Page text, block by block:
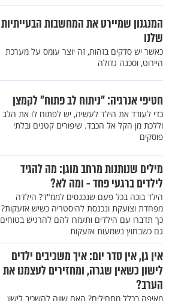
המנגנון שמיירט את המחשבות הבעייתיות
שלנו
כאשר יש סדקים בזהות, זה יוצר עומס על מערכת
היירוט, וסכנה גדולה
חטיפי אנרגיה: "ניתוח לב פתוח" לקמצן
כדי לעודד את הילד לעשיה, יש לפתוח לו את הלב
וללכת מן הקל אל הכבד. שיפורים קטנים ובלתי
פוסקים
מילים שנותנות מרחב מוגן: מה להגיד
לילדים ברגעי פחד - ומה לא?
הילד בוכה בכל פעם שנכנסים לממ"ד? הילדה
מפחדת וצועקת ונכנסת להיסטריה כשיש אזעקות?
כך תדברו עם הילדים ותעזרו להם להרגיש בטוחים
גם כשבחוץ נשמעות אזעקות
אין גן, אין סדר יום: איך משכיבים ילדים
לישון כשאין שגרה, ומחזירים לעצמנו את
הערב?
מאיפה בכלל מתחילים? האם שווה להשכיב לישון